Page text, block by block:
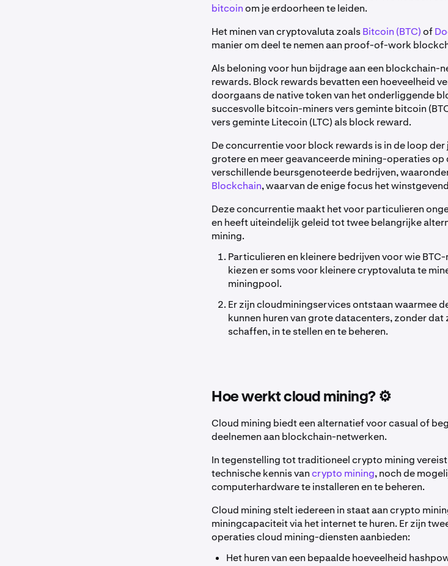
bitcoinom je erdoorheen te leiden.
Het minen van cryptovaluta zoalsBitcoin (BTC)of
manier om deel te nemen aan proof-of-work
Als beloning voor hun bijdrage aan een blockchain-
rewards. Block rewards bevatten een hoeveelheid
doorgaans de native token van het onderliggende
succesvolle bitcoin-miners vers geminte bitcoin
vers geminte Litecoin (LTC) als block reward.
De concurrentie voor block rewards is in de loop
grotere en meer geavanceerde mining-operaties op
verschillende beursgenoteerde bedrijven,
Blockchain, waarvan de enige focus het
Deze concurrentie maakt het voor particulieren
en heeft uiteindelijk geleid tot twee belangrijke
mining.
Particulieren en kleinere bedrijven voor wie
kiezen er soms voor kleinere cryptovaluta te
miningpool.
Er zijn cloudminingservices ontstaan waarmee
kunnen huren van grote datacenters, zonder
schaffen, in te stellen en te beheren.
Hoe werkt cloud mining? ⚙️
Cloud mining biedt een alternatief voor casual of
deelnemen aan blockchain-netwerken.
In tegenstelling tot traditioneel crypto mining
technische kennis vancrypto mining, noch de
computerhardware te installeren en te beheren.
Cloud mining stelt iedereen in staat aan crypto
miningcapaciteit via het internet te huren. Er zijn
operaties cloud mining-diensten aanbieden:
Het huren van een bepaalde hoeveelheid